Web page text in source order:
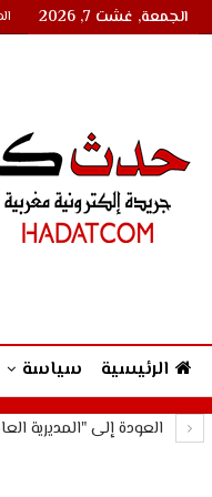
الجمعة, غشت 7, 2026
الرئيسية سياسة
العودة إلى "المديرية